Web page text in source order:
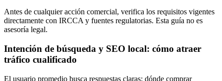
Antes de cualquier acción comercial, verifica los requisitos vigentes
directamente con IRCCA y fuentes regulatorias. Esta guía no es
asesoría legal.
Intención de búsqueda y SEO local: cómo atraer
tráfico cualificado
El usuario promedio busca respuestas claras: dónde comprar